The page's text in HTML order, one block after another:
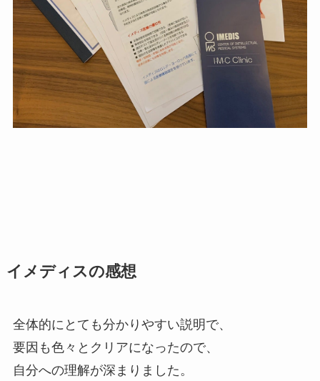
イメディスの感想
全体的にとても分かりやすい説明で、
要因も色々とクリアになったので、
自分への理解が深まりました。